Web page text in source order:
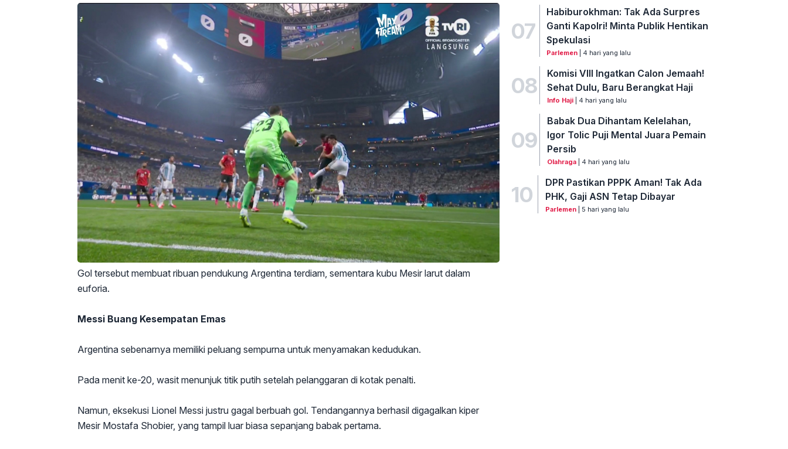
Gol tersebut membuat ribuan pendukung Argentina terdiam, sementara kubu Mesir larut dalam
euforia.
Messi Buang Kesempatan Emas
Argentina sebenarnya memiliki peluang sempurna untuk menyamakan kedudukan.
Pada menit ke-20, wasit menunjuk titik putih setelah pelanggaran di kotak penalti.
Namun, eksekusi Lionel Messi justru gagal berbuah gol. Tendangannya berhasil digagalkan kiper
Mesir Mostafa Shobier, yang tampil luar biasa sepanjang babak pertama.
07
Habiburokhman: Tak Ada Surpres
Ganti Kapolri! Minta Publik Hentikan
Spekulasi
Parlemen | 4 hari yang lalu
08
Komisi VIII Ingatkan Calon Jemaah!
Sehat Dulu, Baru Berangkat Haji
Info Haji| 4 hari yang lalu
09
Babak Dua Dihantam Kelelahan,
Igor Tolic Puji Mental Juara Pemain
Persib
Olahraga| 4 hari yang lalu
10
DPR Pastikan PPPK Aman! Tak Ada
PHK, Gaji ASN Tetap Dibayar
Parlemen| 5 hari yang lalu